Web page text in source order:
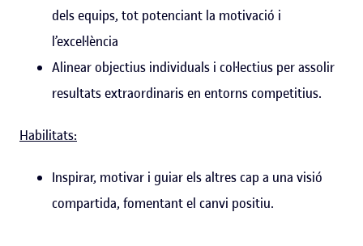
dels equips, tot potenciant la motivació i
l’excel·lència
Alinear objectius individuals i col·lectius per assolir
resultats extraordinaris en entorns competitius.
Habilitats:
Inspirar, motivar i guiar els altres cap a una visió
compartida, fomentant el canvi positiu.